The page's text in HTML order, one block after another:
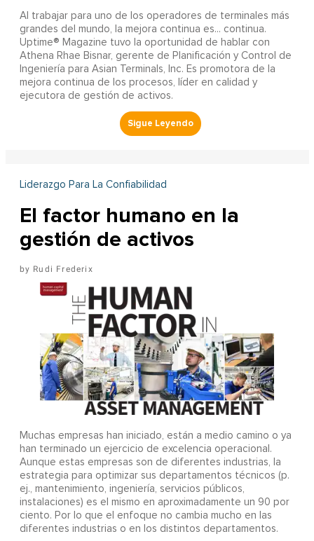
Al trabajar para uno de los operadores de terminales más
grandes del mundo, la mejora continua es... continua.
Uptime® Magazine tuvo la oportunidad de hablar con
Athena Rhae Bisnar, gerente de Planificación y Control de
Ingeniería para Asian Terminals, Inc. Es promotora de la
mejora continua de los procesos, líder en calidad y
ejecutora de gestión de activos.
Liderazgo Para La Confiabilidad
El factor humano en la
gestión de activos
Rudi Frederix
Muchas empresas han iniciado, están a medio camino o ya
han terminado un ejercicio de excelencia operacional.
Aunque estas empresas son de diferentes industrias, la
estrategia para optimizar sus departamentos técnicos (p.
ej., mantenimiento, ingeniería, servicios públicos,
instalaciones) es el mismo en aproximadamente un 90 por
ciento. Por lo que el enfoque no cambia mucho en las
diferentes industrias o en los distintos departamentos.